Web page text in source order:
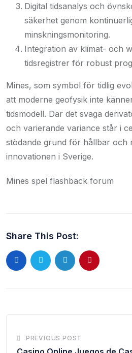
Digital tidsanalys och
säkerhet genom
minskningsmonitoring.
Integration av klimat- och
tidsregistrer för robust
Mines, som symbol för tidlig
att moderne geofysik inte
tidsmodell. Där det svaga
och varierande variance står i
stödande grund för hållbar och
innovationen i Sverige.
Mines spel flashback forum
Share This Post:
PREVIOUS POST